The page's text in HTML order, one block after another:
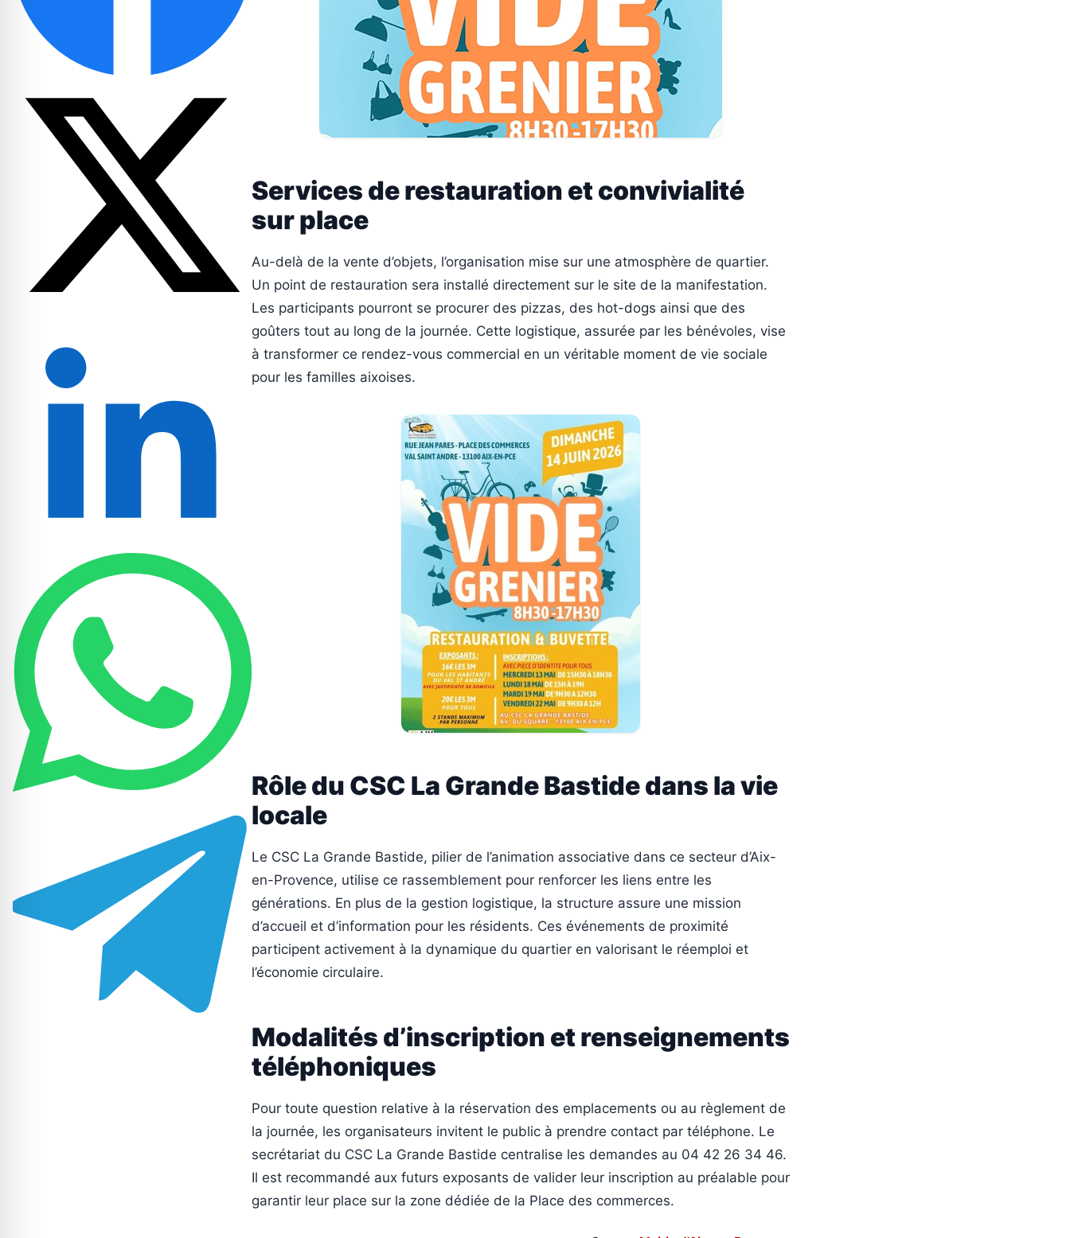
Services de restauration et convivialité
sur place
Au-delà de la vente d’objets, l’organisation mise sur une atmosphère de quartier.
Un point de restauration sera installé directement sur le site de la manifestation.
Les participants pourront se procurer des pizzas, des hot-dogs ainsi que des
goûters tout au long de la journée. Cette logistique, assurée par les bénévoles, vise
à transformer ce rendez-vous commercial en un véritable moment de vie sociale
pour les familles aixoises.
Rôle du CSC La Grande Bastide dans la vie
locale
Le CSC La Grande Bastide, pilier de l’animation associative dans ce secteur d’Aix-
en-Provence, utilise ce rassemblement pour renforcer les liens entre les
générations. En plus de la gestion logistique, la structure assure une mission
d’accueil et d’information pour les résidents. Ces événements de proximité
participent activement à la dynamique du quartier en valorisant le réemploi et
l’économie circulaire.
Modalités d’inscription et renseignements
téléphoniques
Pour toute question relative à la réservation des emplacements ou au règlement de
la journée, les organisateurs invitent le public à prendre contact par téléphone. Le
secrétariat du CSC La Grande Bastide centralise les demandes au 04 42 26 34 46.
Il est recommandé aux futurs exposants de valider leur inscription au préalable pour
garantir leur place sur la zone dédiée de la Place des commerces.